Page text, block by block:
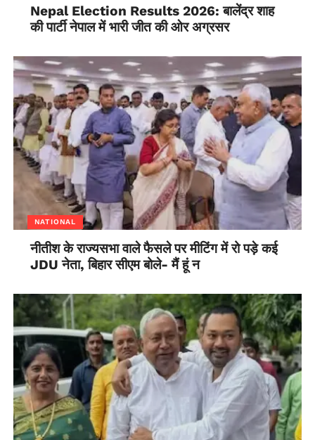
Nepal Election Results 2026: बालेंद्र शाह
की पार्टी नेपाल में भारी जीत की ओर अग्रसर
NATIONAL
नीतीश के राज्यसभा वाले फैसले पर मीटिंग में रो पड़े कई
JDU नेता, बिहार सीएम बोले- मैं हूं न